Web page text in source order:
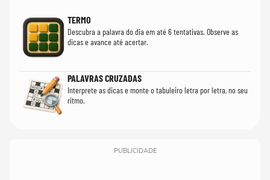
TERMO
Descubra a palavra do dia em até 6 tentativas. Observe as
dicas e avance até acertar.
PALAVRAS CRUZADAS
Interprete as dicas e monte o tabuleiro letra por letra, no seu
ritmo.
PUBLICIDADE